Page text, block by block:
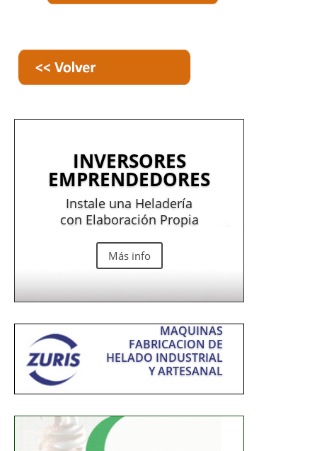
INVERSORES
EMPRENDEDORES
Instale una Heladería
con Elaboración Propia
Más info
MAQUINAS
FABRICACION DE
HELADO INDUSTRIAL
Y ARTESANAL